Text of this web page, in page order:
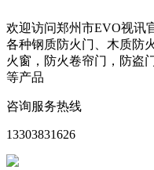
欢迎访问郑州市EVO视讯
各种钢质防火门、木质防
火窗，防火卷帘门，防盗
等产品
咨询服务热线
13303831626